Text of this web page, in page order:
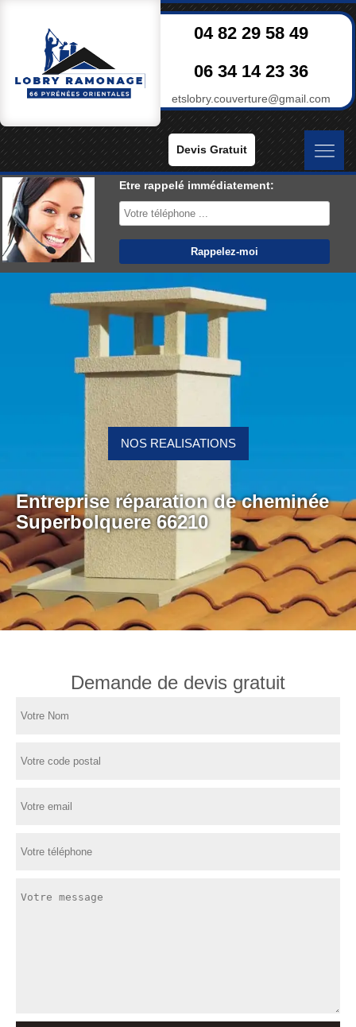
04 82 29 58 49
06 34 14 23 36
etslobry.couverture@gmail.com
Devis Gratuit
Etre rappelé immédiatement:
Entreprise réparation de cheminée
Superbolquere 66210
NOS REALISATIONS
Demande de devis gratuit